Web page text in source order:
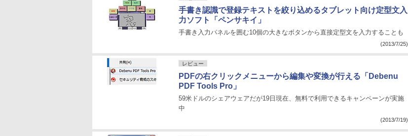
手書き認識で登録テキストを絞り込めるタブレット向け定型文入
力ソフト「ペンサキイ」
手書き入力パネルを囲む10個の大きなボタンから直接定型文を入力することも
(2013/7/25)
レビュー
PDFの右クリックメニューから編集や変換が行える「Debenu
PDF Tools Pro」
59米ドルのシェアウェアだが19日現在、無料で利用できるキャンペーンが実施
中
(2013/7/19)